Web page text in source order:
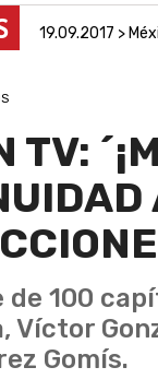
19.09.2017 >
TV:
de 100
Víctor
Gomís.